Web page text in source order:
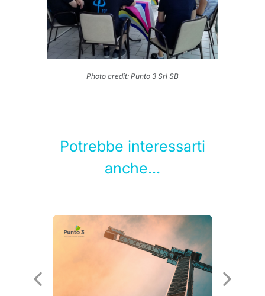
Photo credit: Punto 3 Srl SB
Potrebbe interessarti
anche...